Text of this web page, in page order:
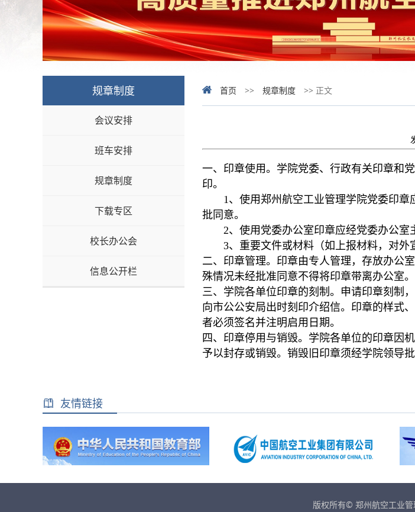
规章制度
会议安排
班车安排
规章制度
下载专区
校长办公会
信息公开栏
首页 >> 规章制度 >> 正文
一、印章使用。学院党委、行政有关印章和
印。
1、使用郑州航空工业管理学院党委印章
批同意。
2、使用党委办公室印章应经党委办公室
3、重要文件或材料（如上报材料，对外
二、印章管理。印章由专人管理，存放办公
殊情况未经批准同意不得将印章带离办公室。
三、学院各单位印章的刻制。申请印章刻制
向市公公安局出时刻印介绍信。印章的样式
者必须签名并注明启用日期。
四、印章停用与销毁。学院各单位的印章因
予以封存或销毁。销毁旧印章须经学院领导批
友情链接
版权所有© 郑州航空工业